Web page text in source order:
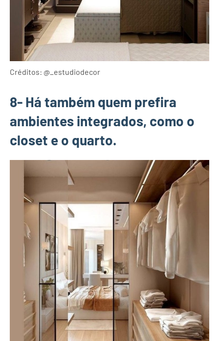
Créditos: @_estudiodecor
8- Há também quem prefira
ambientes integrados, como o
closet e o quarto.